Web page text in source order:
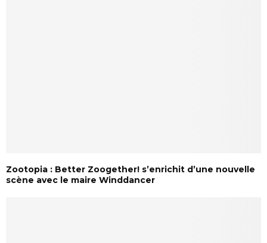
Zootopia : Better Zoogether! s’enrichit d’une nouvelle
scène avec le maire Winddancer